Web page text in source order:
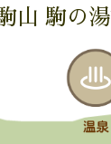
山 駒の